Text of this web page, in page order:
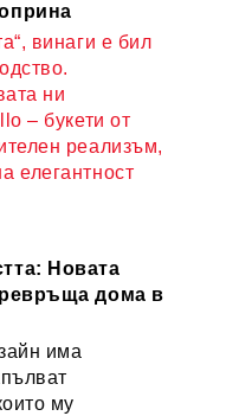
винаги е бил
ни
– букети от
реализъм,
елегантност
Новата
дома в
има
му